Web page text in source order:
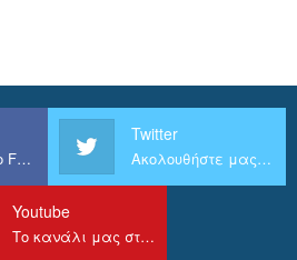
Βρείτε μας στο Facebook
Twitter
Ακολουθήστε μας στο Twitter
Youtube
Το κανάλι μας στο Youtube